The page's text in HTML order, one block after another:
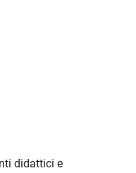
didattici e